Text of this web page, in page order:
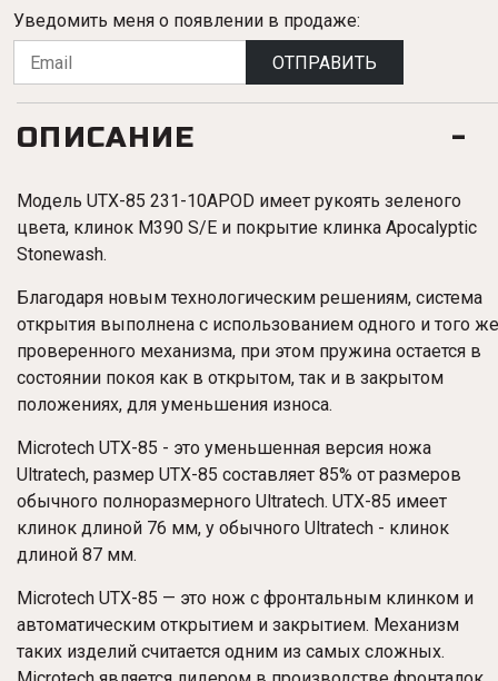
Уведомить меня о появлении в продаже:
ОТПРАВИТЬ
ОПИСАНИЕ
Модель UTX-85 231-10APOD имеет рукоять зеленого
цвета, клинок M390 S/E и покрытие клинка Apocalyptic
Stonewash.
Благодаря новым технологическим решениям, система
открытия выполнена с использованием одного и того же
проверенного механизма, при этом пружина остается в
состоянии покоя как в открытом, так и в закрытом
положениях, для уменьшения износа.
Microtech UTX-85 - это уменьшенная версия ножа
Ultratech, размер UTX-85 составляет 85% от размеров
обычного полноразмерного Ultratech. UTX-85 имеет
клинок длиной 76 мм, у обычного Ultratech - клинок
длиной 87 мм.
Microtech UTX-85 — это нож с фронтальным клинком и
автоматическим открытием и закрытием. Механизм
таких изделий считается одним из самых сложных.